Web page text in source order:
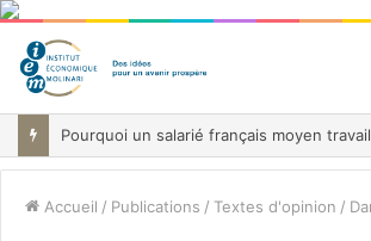
Accueil / Publications / Textes d'opinion /